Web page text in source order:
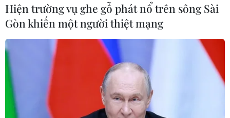
Hiện trường vụ ghe gỗ phát nổ trên sông Sài
Gòn khiến một người thiệt mạng